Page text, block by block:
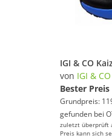
IGI & CO
von IGI & CO
Bester Preis
Grundpreis:
gefunden bei
zuletzt überprüft
Preis kann sich